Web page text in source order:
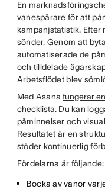
En
vanespårare för att
kampanjstatistik.
sönder. Genom att
automatiserade de
och tilldelade
Arbetsflödet blev
Med Asanafungerar
checklista. Du kan
påminnelser och
Resultatet är en
stöder kontinuerlig
Fördelarna är följande:
Bocka av vanor